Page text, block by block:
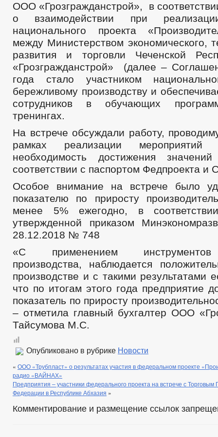
ООО «Грозгражданстрой», в
о взаимодействии при
национального проекта
между Министерством экономического,
развития и торговли Чеченской
«Грозгражданстрой» (далее –
года стало участником
бережливому производству и
сотрудников в обучающих
тренингах.
На встрече обсуждали работу,
рамках реализации
необходимость достижения
соответствии с паспортом Федпроекта и
Особое внимание на встрече было
показателю по приросту
менее 5% ежегодно, в
утвержденной приказом
28.12.2018 № 748
«С применением инструментов
производства, наблюдается
производстве и с такими результатами
что по итогам этого года предприятие
показатель по приросту
– отметила главный бухгалтер ООО
Тайсумова М.С.
Опубликовано в рубрике Новости
« ООО «Трубпласт» о результатах участия в федеральном проекте
радио «ВАЙНАХ»
Предприятия – участники федерального проекта на встрече с Торговым
Федерации в Республике Абхазия »
Комментирование и размещение ссылок